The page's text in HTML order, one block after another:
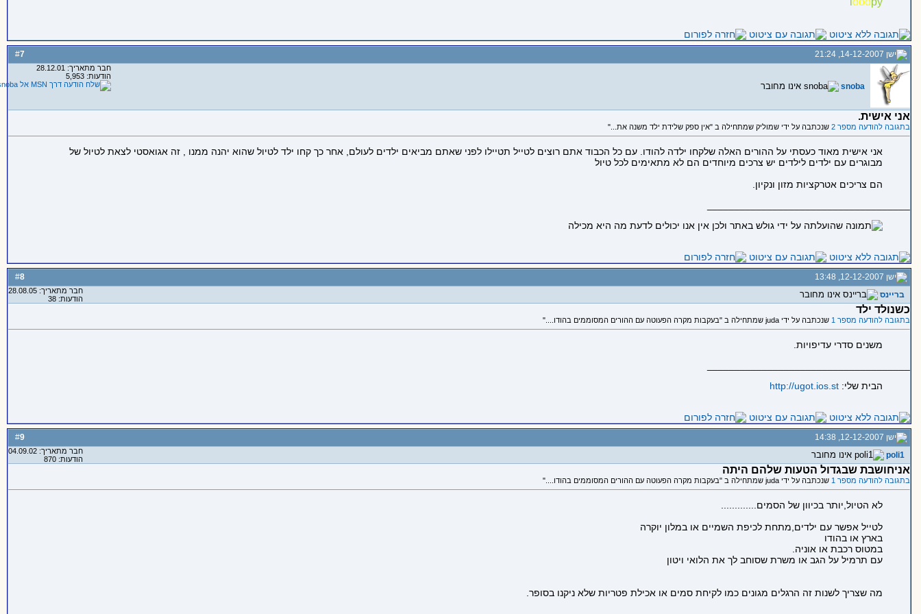
7
snoba
חבר מתאריך: 28.12.01
הודעות: 5,953
אני אישית.
בתגובה להודעה מספר 2 שנכתבה על ידי שמוליק שמתחילה ב "אין ספק שלידת ילד משנה את..."
אני אישית מאוד כעסתי על ההורים האלה שלקחו ילדה להודו. עם כל הכבוד אתם רוצים לטייל תטיילו לפני שאתם מביאים ילדים לעולם, אחר כך קחו ילד לטיול שהוא יהנה ממנו , זה אגואסטי לצאת לטיול של
מבוגרים עם ילדים לילדים יש צרכים מיוחדים הם לא מתאימים לכל טיול
הם צריכים אטרקציות מזון ונקיון.
8
בריינס
חבר מתאריך: 28.08.05
הודעות: 38
כשנולד ילד
בתגובה להודעה מספר 1 שנכתבה על ידי juda שמתחילה ב "בעקבות מקרה הפעוטה עם ההורים המסוממים בהודו...."
משנים סדרי עדיפויות.
הבית שלי: http://ugot.ios.st
9
poli1
חבר מתאריך: 04.09.02
הודעות: 870
אניחושבת שבגדול הטעות שלהם היתה
בתגובה להודעה מספר 1 שנכתבה על ידי juda שמתחילה ב "בעקבות מקרה הפעוטה עם ההורים המסוממים בהודו...."
לא הטיול,יותר בכיוון של הסמים.............
לטייל אפשר עם ילדים,מתחת לכיפת השמיים או במלון יוקרה
בארץ או בהודו
במטוס רכבת או אוניה.
עם תרמיל על הגב או משרת שסוחב לך את הלואי ויטון
מה שצריך לשנות זה הרגלים מגונים כמו לקיחת סמים או אכילת פטריות שלא ניקנו בסופר.